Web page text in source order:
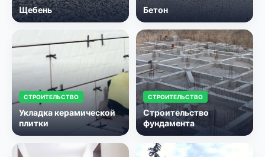
Щебень Бетон
СТРОИТЕЛЬСТВО
Укладка керамической
плитки
СТРОИТЕЛЬСТВО
Строительство
фундамента